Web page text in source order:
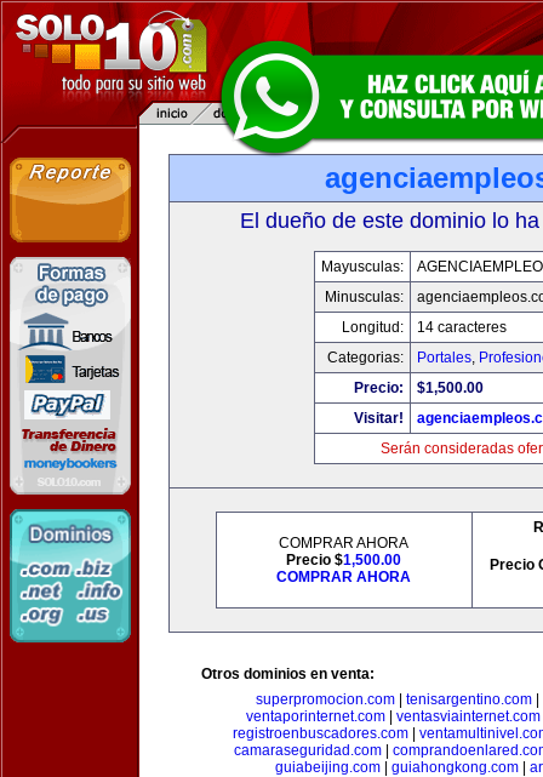
El dueño de este dominio lo
Mayusculas:
Minusculas:
Longitud:
14 caracteres
Categorias:
Portales,
Precio:
$1,500.00
Visitar!
Serán consideradas
COMPRAR AHORA
Precio $1,500.00
COMPRAR AHORA
Precio
Otros dominios en venta:
superpromocion.com
tenisargentino.com
ventaporinternet.com
ventasviainternet.com
registroenbuscadores.com
camaraseguridad.com
guiabeijing.com
guiahongkong.com